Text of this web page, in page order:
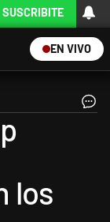
SUSCRIBITE
EN VIVO
los